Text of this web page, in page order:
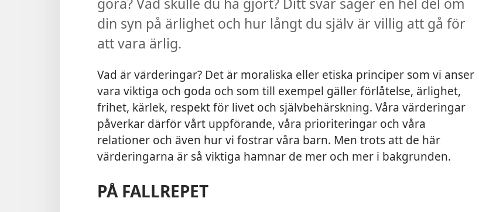
din syn på ärlighet och hur långt du själv är villig att gå för
att vara ärlig.
Vad är värderingar? Det är moraliska eller etiska principer som vi anser
vara viktiga och goda och som till exempel gäller förlåtelse, ärlighet,
frihet, kärlek, respekt för livet och självbehärskning. Våra värderingar
påverkar därför vårt uppförande, våra prioriteringar och våra
relationer och även hur vi fostrar våra barn. Men trots att de här
värderingarna är så viktiga hamnar de mer och mer i bakgrunden.
PÅ FALLREPET